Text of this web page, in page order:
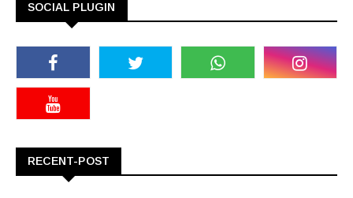
SOCIAL PLUGIN
RECENT-POST